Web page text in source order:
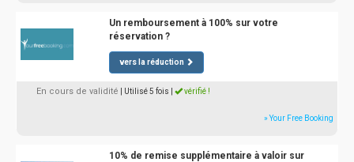
Un remboursement à 100% sur votre
réservation ?
vers la réduction
En cours de validité | Utilisé 5 fois vérifié !
» Your Free Booking
10% de remise supplémentaire à valoir sur